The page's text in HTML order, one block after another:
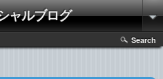
ャルブログ
Search